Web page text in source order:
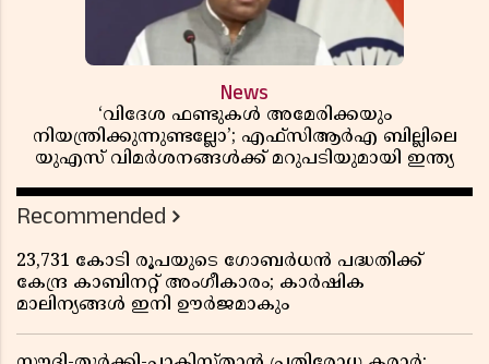
News
‘വിദേശ ഫണ്ടുകൾ അമേരിക്കയും
നിയന്ത്രിക്കുന്നുണ്ടല്ലോ’; എഫ്സിആർഎ ബില്ലിലെ
യുഎസ് വിമർശനങ്ങൾക്ക് മറുപടിയുമായി ഇന്ത്യ
Recommended
23,731 കോടി രൂപയുടെ ഗോബർധൻ പദ്ധതിക്ക്
കേന്ദ്ര കാബിനറ്റ് അംഗീകാരം; കാർഷിക
മാലിന്യങ്ങൾ ഇനി ഊർജമാകും